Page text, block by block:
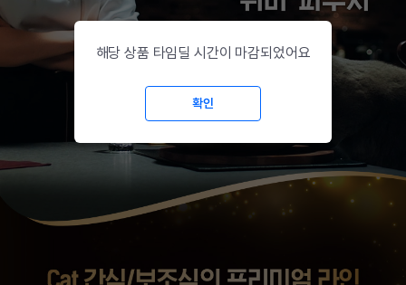
해당 상품 타임딜 시간이 마감되었어요
확인